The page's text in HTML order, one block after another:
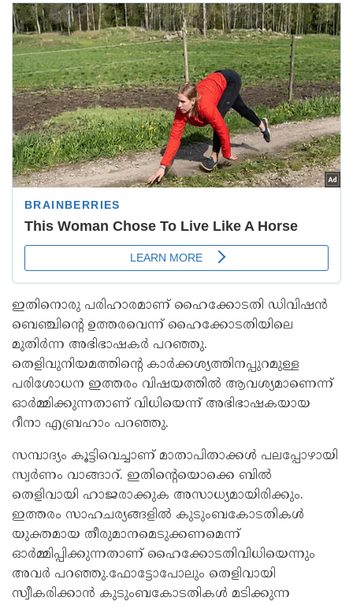
ഇതിനൊരു പരിഹാരമാണ് ഹൈക്കോടതി ഡിവിഷൻ
ബെഞ്ചിന്റെ ഉത്തരവെന്ന് ഹൈക്കോടതിയിലെ
മുതിർന്ന അഭിഭാഷകർ പറഞ്ഞു.
തെളിവുനിയമത്തിന്റെ കാർക്കശ്യത്തിനപ്പുറമുള്ള
പരിശോധന ഇത്തരം വിഷയത്തിൽ ആവശ്യമാണെന്ന്
ഓർമ്മിക്കുന്നതാണ് വിധിയെന്ന് അഭിഭാഷകയായ
റീനാ എബ്രഹാം പറഞ്ഞു.
സമ്പാദ്യം കൂട്ടിവെച്ചാണ് മാതാപിതാക്കൾ പലപ്പോഴായി
സ്വർണം വാങ്ങാറ്. ഇതിന്റെയൊക്കെ ബിൽ
തെളിവായി ഹാജരാക്കുക അസാധ്യമായിരിക്കും.
ഇത്തരം സാഹചര്യങ്ങളിൽ കുടുംബകോടതികൾ
യുക്തമായ തീരുമാനമെടുക്കണമെന്ന്
ഓർമ്മിപ്പിക്കുന്നതാണ് ഹൈക്കോടതിവിധിയെന്നും
അവർ പറഞ്ഞു.ഫോട്ടോപോലും തെളിവായി
സ്വീകരിക്കാൻ കുടുംബകോടതികൾ മടിക്കുന്ന